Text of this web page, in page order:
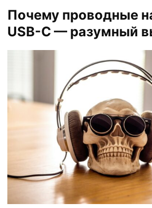
Почему проводные
USB-C — разумный